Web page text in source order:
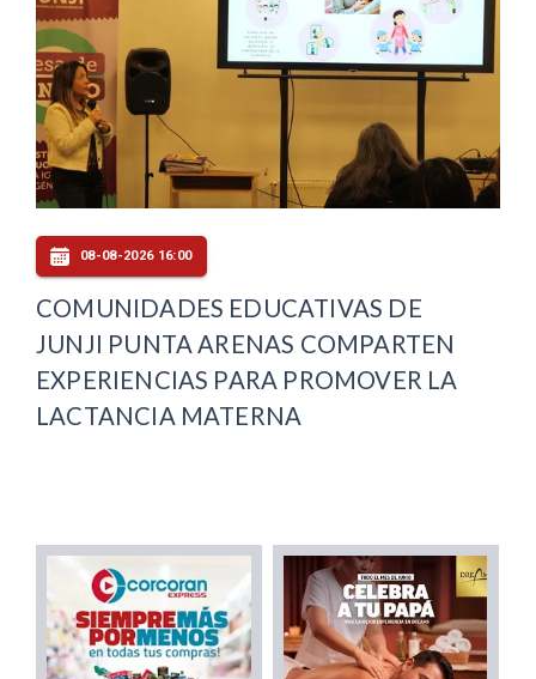
08-08-2026 16:00
COMUNIDADES EDUCATIVAS DE
JUNJI PUNTA ARENAS COMPARTEN
EXPERIENCIAS PARA PROMOVER LA
LACTANCIA MATERNA